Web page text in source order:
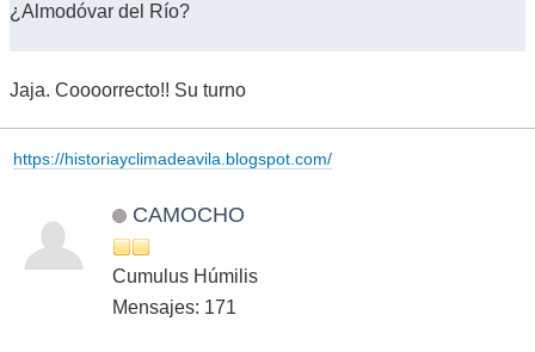
¿Almodóvar del Río?
Jaja. Coooorrecto!! Su turno
https://historiayclimadeavila.blogspot.com/
CAMOCHO
Cumulus Húmilis
Mensajes: 171